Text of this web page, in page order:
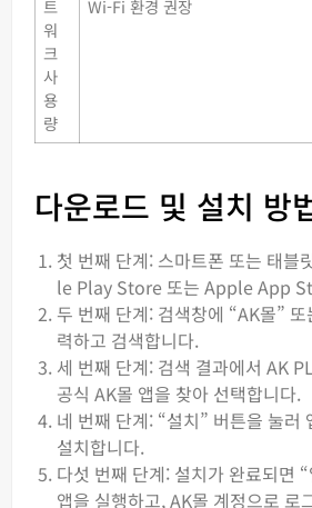
트
워
크
사
용
량
Wi-Fi 환경 권장
다운로드 및 설치 방
첫 번째 단계: 스마트폰 또는 태블
le Play Store 또는 Apple App
두 번째 단계: 검색창에 “AK몰”
력하고 검색합니다.
세 번째 단계: 검색 결과에서 AK
공식 AK몰 앱을 찾아 선택합니다.
네 번째 단계: “설치” 버튼을 눌러
설치합니다.
다섯 번째 단계: 설치가 완료되면
앱을 실행하고, AK몰 계정으로 로